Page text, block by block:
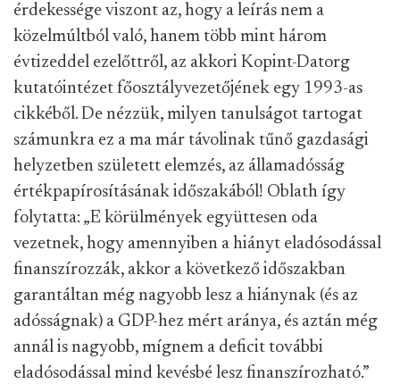
érdekessége viszont az, hogy a leírás nem a
közelmúltból való, hanem több mint három
évtizeddel ezelőttről, az akkori Kopint-Datorg
kutatóintézet főosztályvezetőjének egy 1993-as
cikkéből. De nézzük, milyen tanulságot tartogat
számunkra ez a ma már távolinak tűnő gazdasági
helyzetben született elemzés, az államadósság
értékpapírosításának időszakából! Oblath így
folytatta: „E körülmények együttesen oda
vezetnek, hogy amennyiben a hiányt eladósodással
finanszírozzák, akkor a következő időszakban
garantáltan még nagyobb lesz a hiánynak (és az
adósságnak) a GDP-hez mért aránya, és aztán még
annál is nagyobb, mígnem a deficit további
eladósodással mind kevésbé lesz finanszírozható.”